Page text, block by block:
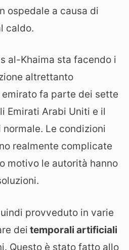
ospedale a causa di
caldo.
al-Khaima sta facendo i
altrettanto
fa parte dei sette
Emirati Arabi Uniti e il
Le condizioni
realmente complicate
motivo le autorità hanno
provveduto in varie
dei temporali artificiali
Questo è stato fatto allo